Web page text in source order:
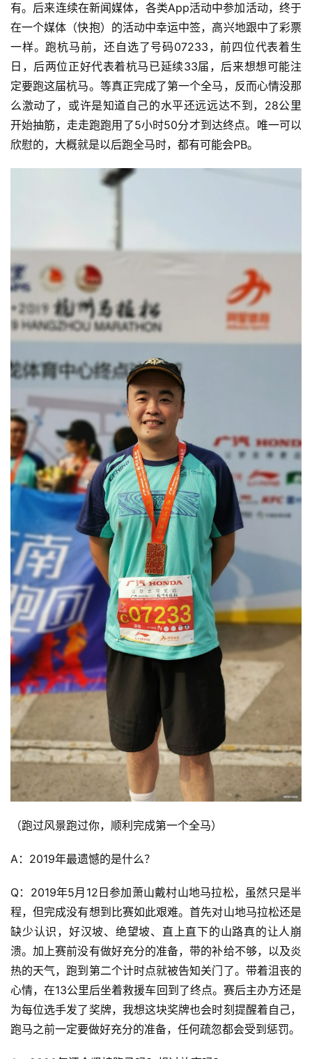
比
赛
观
察
装
有。后来连续在新闻媒体，各类App活动中参加活动，终于
在一个媒体（快抱）的活动中幸运中签，高兴地跟中了彩票
一样。跑杭马前，还自选了号码07233，前四位代表着生
日，后两位正好代表着杭马已延续33届，后来想想可能注
定要跑这届杭马。等真正完成了第一个全马，反而心情没那
么激动了，或许是知道自己的水平还远远达不到，28公里
开始抽筋，走走跑跑用了5小时50分才到达终点。唯一可以
欣慰的，大概就是以后跑全马时，都有可能会PB。
（跑过风景跑过你，顺利完成第一个全马）
A：2019年最遗憾的是什么？
Q： 2019年5月12日参加萧山戴村山地马拉松，虽然只是半
程，但完成没有想到比赛如此艰难。首先对山地马拉松还是
缺少认识，好汉坡、绝望坡、直上直下的山路真的让人崩
溃。加上赛前没有做好充分的准备，带的补给不够，以及炎
热的天气，跑到第二个计时点就被告知关门了。带着沮丧的
心情，在13公里后坐着救援车回到了终点。赛后主办方还是
为每位选手发了奖牌，我想这块奖牌也会时刻提醒着自己，
跑马之前一定要做好充分的准备，任何疏忽都会受到惩罚。